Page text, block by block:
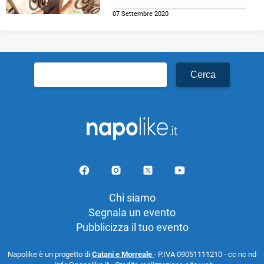
07 Settembre 2020
per:
Chi siamo
Segnala un evento
Pubblicizza il tuo evento
Napolike è un progetto di Catani e Morreale - P.IVA 09051111210 - cc nc nd